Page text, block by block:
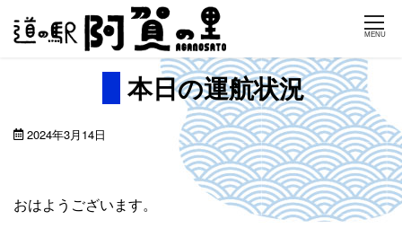
Skip
MENU
本日の運航状況
2024年3月14日
おはようございます。